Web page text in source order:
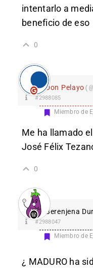
intentarlo a
beneficio de eso
0
Don Pelayo
#2988085
Miembro de
Me ha llamado
José Félix
0
Berenjena
#2988047
Miembro de
¿ MADURO ha